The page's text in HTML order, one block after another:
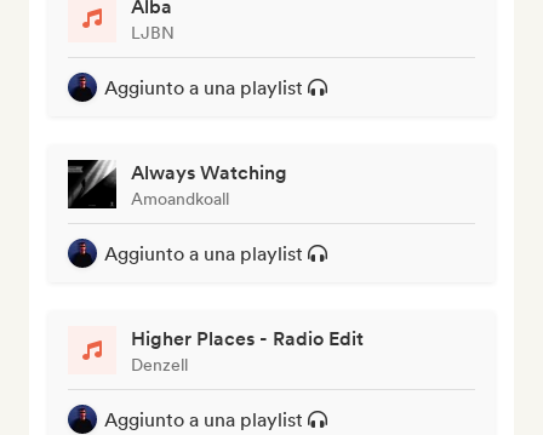
Alba
LJBN
Aggiunto a una playlist
Always Watching
Amoandkoall
Aggiunto a una playlist
Higher Places - Radio Edit
Denzell
Aggiunto a una playlist